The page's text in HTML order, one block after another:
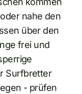
nahe den
über den
frei und
Surfbretter
- prüfen